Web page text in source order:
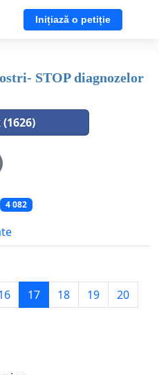
Inițiază o petiție
STOP diagnozelor
4 082
17 18 19
20